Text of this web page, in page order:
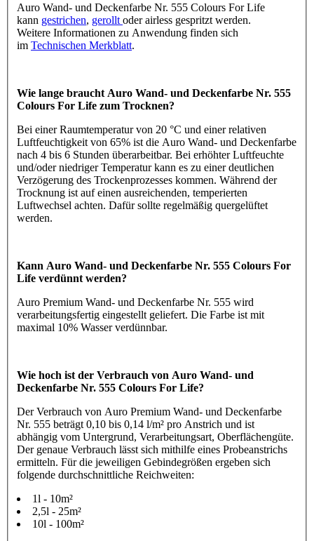
Auro Wand- und Deckenfarbe Nr. 555 Colours For Life
kann gestrichen, gerollt oder airless gespritzt werden.
Weitere Informationen zu Anwendung finden sich
im Technischen Merkblatt.
Wie lange braucht Auro Wand- und Deckenfarbe Nr. 555
Colours For Life zum Trocknen?
Bei einer Raumtemperatur von 20 °C und einer relativen
Luftfeuchtigkeit von 65% ist die Auro Wand- und Deckenfarbe
nach 4 bis 6 Stunden überarbeitbar. Bei erhöhter Luftfeuchte
und/oder niedriger Temperatur kann es zu einer deutlichen
Verzögerung des Trockenprozesses kommen. Während der
Trocknung ist auf einen ausreichenden, temperierten
Luftwechsel achten. Dafür sollte regelmäßig quergelüftet
werden.
Kann Auro Wand- und Deckenfarbe Nr. 555 Colours For
Life verdünnt werden?
Auro Premium Wand- und Deckenfarbe Nr. 555 wird
verarbeitungsfertig eingestellt geliefert. Die Farbe ist mit
maximal 10% Wasser verdünnbar.
Wie hoch ist der Verbrauch von Auro Wand- und
Deckenfarbe Nr. 555 Colours For Life?
Der Verbrauch von Auro Premium Wand- und Deckenfarbe
Nr. 555 beträgt 0,10 bis 0,14 l/m² pro Anstrich und ist
abhängig vom Untergrund, Verarbeitungsart, Oberflächengüte.
Der genaue Verbrauch lässt sich mithilfe eines Probeanstrichs
ermitteln. Für die jeweiligen Gebindegrößen ergeben sich
folgende durchschnittliche Reichweiten:
1l - 10m²
2,5l - 25m²
10l - 100m²